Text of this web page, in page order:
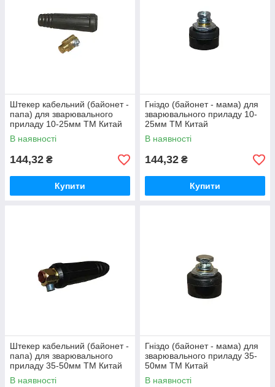
Штекер кабельний (байонет -
папа) для зварювального
приладу 10-25мм ТМ Китай
В наявності
144,32 ₴
Купити
Гніздо (байонет - мама) для
зварювального приладу 10-
25мм ТМ Китай
В наявності
144,32 ₴
Купити
Штекер кабельний (байонет -
папа) для зварювального
приладу 35-50мм ТМ Китай
В наявності
Гніздо (байонет - мама) для
зварювального приладу 35-
50мм ТМ Китай
В наявності